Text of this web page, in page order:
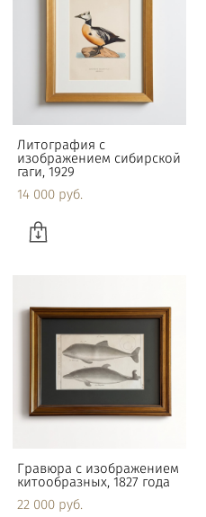
Литография с
изображением сибирской
гаги, 1929
14 000 pуб.
Гравюра с изображением
китообразных, 1827 года
22 000 pуб.